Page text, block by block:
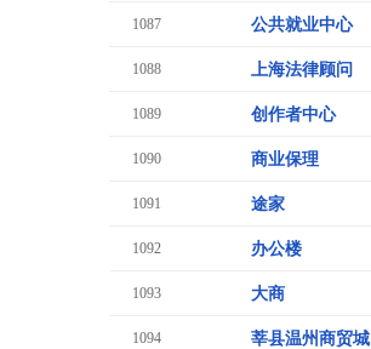
1087 公共就业中心
1088 上海法律顾问
1089 创作者中心
1090 商业保理
1091 途家
1092 办公楼
1093 大商
1094 莘县温州商贸城